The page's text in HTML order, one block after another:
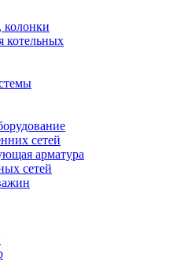
колонки
котельных
сетей
арматура
сетей